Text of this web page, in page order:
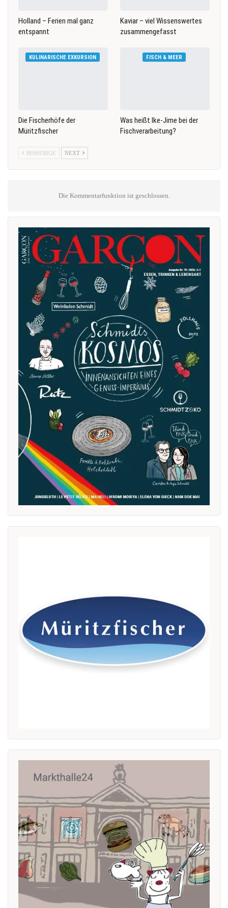
Holland – Ferien mal ganz
entspannt
Kaviar – viel Wissenswertes
zusammengefasst
KULINARISCHE EXKURSION
Die Fischerhöfe der
Müritzfischer
FISCH & MEER
Was heißt Ike-Jime bei der
Fischverarbeitung?
BISHERIGE NEXT
Die Kommentarfunktion ist geschlossen.